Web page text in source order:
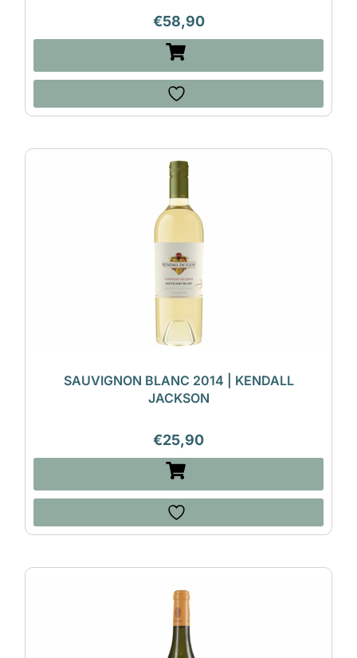
€58,90
SAUVIGNON BLANC 2014 | KENDALL
JACKSON
€25,90